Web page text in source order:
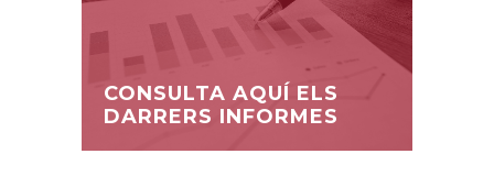
CONSULTA AQUÍ ELS
DARRERS INFORMES